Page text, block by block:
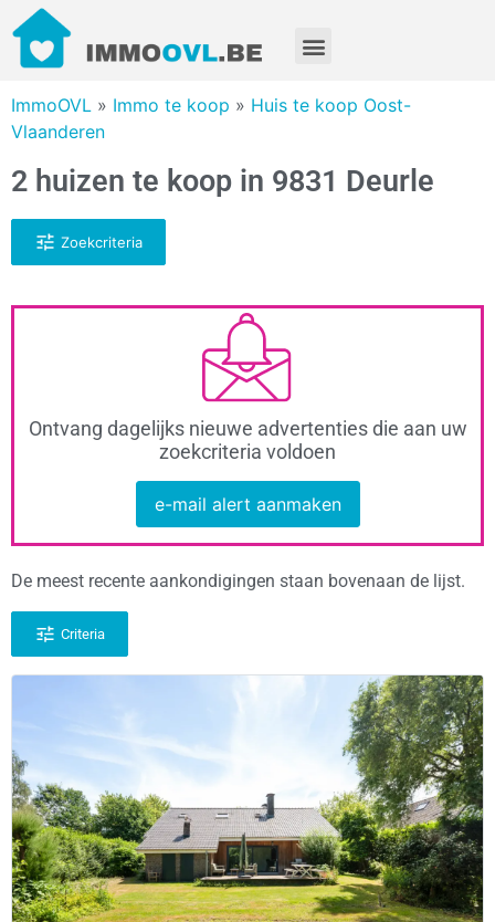
ImmoOVL » Immo te koop » Huis te koop Oost-
Vlaanderen
2 huizen te koop in 9831 Deurle
Zoekcriteria
Ontvang dagelijks nieuwe advertenties die aan uw
zoekcriteria voldoen
e-mail alert aanmaken
De meest recente aankondigingen staan bovenaan de lijst.
Criteria